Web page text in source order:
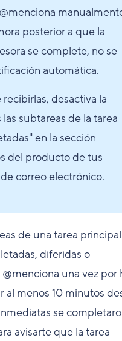
posterior a que la
se complete, no se
automática.
recibirlas, desactiva la
las subtareas de la tarea
en la sección
del producto de tus
correo electrónico.
de una tarea principal
diferidas o
una vez por
al menos 10 minutos
se
avisarte que la tarea